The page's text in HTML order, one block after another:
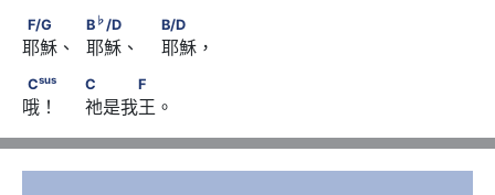
F/G　　             B♭/D　　                         B/D
F/G B ♭ /D B/D
耶穌、  耶穌、    耶穌，
Csus C　　　F
Csus C F
哦！     祂是我王。